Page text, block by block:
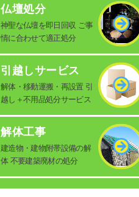
仏壇処分
神聖な仏壇を即日回収 ご事
情に合わせて適正処分
引越しサービス
解体・移動運搬・再設置 引
越し＋不用品処分サービス
解体工事
建造物・建物附帯設備の解
体 不要建築廃材の処分